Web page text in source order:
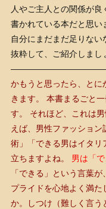
人やご主人との関係が
書かれている本だと思い
自分にまだまだ足りな
抜粋して、ご紹介しまし
かもうと思ったら、とに
きます。 本書まるごと
す。 それほど、これは
えば、男性ファッショ
術」「できる男はイタリ
立ちますよね。 男は「
「できる」という言葉
プライドを心地よく満た
か。しつけ（難しく言